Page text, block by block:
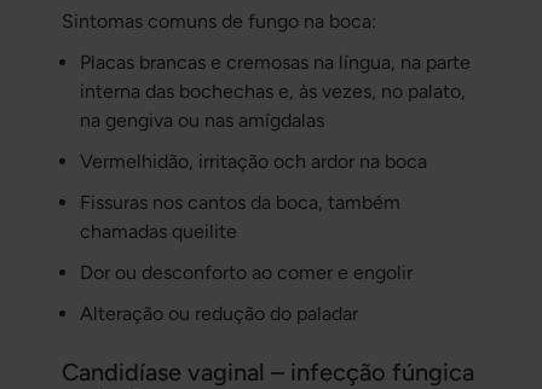
Sintomas comuns de fungo na boca:
Placas brancas e cremosas na língua, na parte
interna das bochechas e, às vezes, no palato,
na gengiva ou nas amígdalas
Vermelhidão, irritação och ardor na boca
Fissuras nos cantos da boca, também
chamadas queilite
Dor ou desconforto ao comer e engolir
Alteração ou redução do paladar
Candidíase vaginal – infecção fúngica